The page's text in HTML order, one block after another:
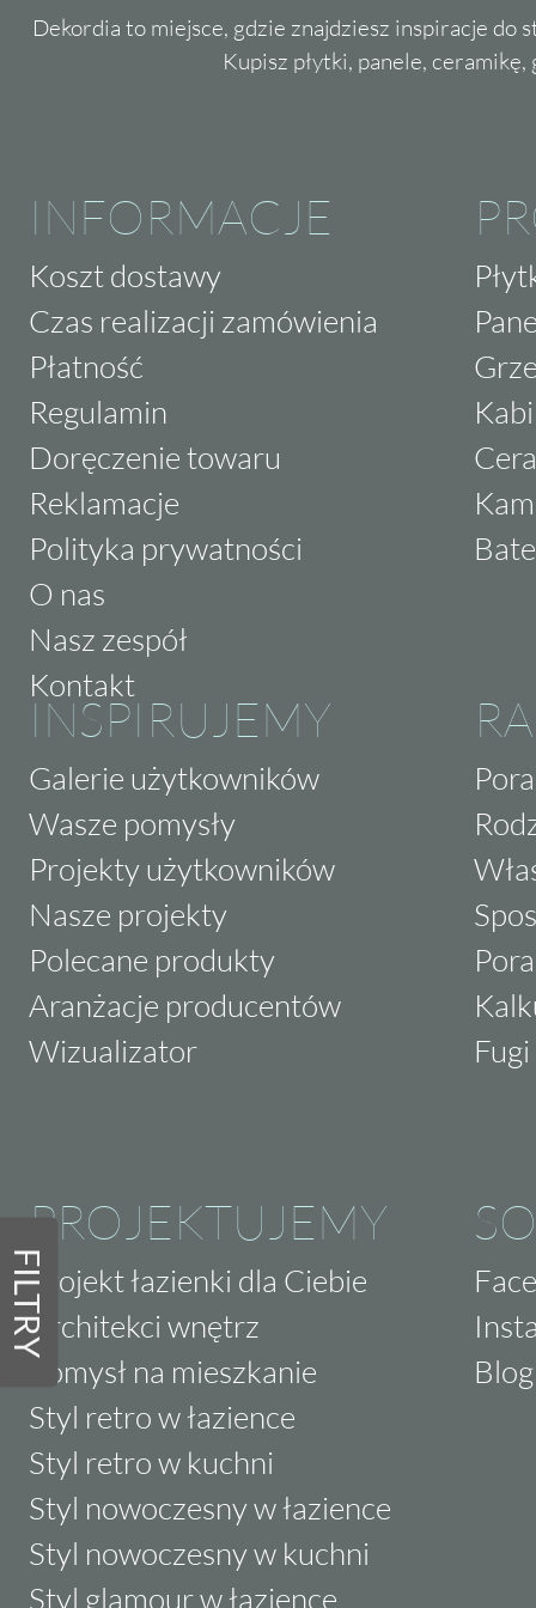
FILTRY
Dekordia to miejsce, gdzie znajdziesz inspiracje do
Kupisz płytki, panele,
INFORMACJE
Koszt dostawy
Czas realizacji zamówienia
Płatność
Regulamin
Doręczenie towaru
Reklamacje
Polityka prywatności
O nas
Nasz zespół
Kontakt
INSPIRUJEMY
Galerie użytkowników
Wasze pomysły
Projekty użytkowników
Nasze projekty
Polecane produkty
Aranżacje producentów
Wizualizator
PROJEKTUJEMY
Projekt łazienki dla Ciebie
Architekci wnętrz
Pomysł na mieszkanie
Styl retro w łazience
Styl retro w kuchni
Styl nowoczesny w łazience
Styl nowoczesny w kuchni
Styl glamour w łazience
Blog